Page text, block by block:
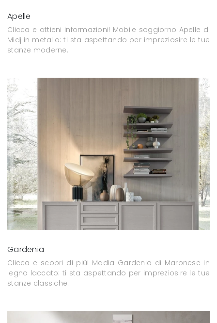
Apelle
Clicca e ottieni informazioni! Mobile soggiorno Apelle di
Midj in metallo: ti sta aspettando per impreziosire le tue
stanze moderne.
Gardenia
Clicca e scopri di più! Madia Gardenia di Maronese in
legno laccato: ti sta aspettando per impreziosire le tue
stanze classiche.